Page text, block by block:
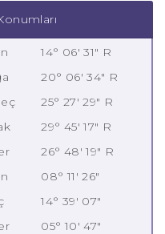
14° 06' 31" R
20° 06' 34" R
25° 27' 29" R
29° 45' 17" R
26° 48' 19" R
08° 11' 26"
14° 39' 07"
05° 10' 47"